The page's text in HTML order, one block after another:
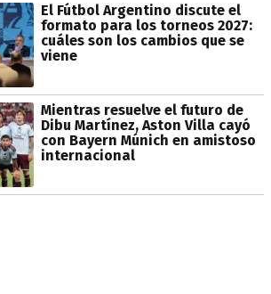
El Fútbol Argentino discute el
formato para los torneos 2027:
cuáles son los cambios que se
viene
Mientras resuelve el futuro de
Dibu Martínez, Aston Villa cayó
con Bayern Múnich en amistoso
internacional